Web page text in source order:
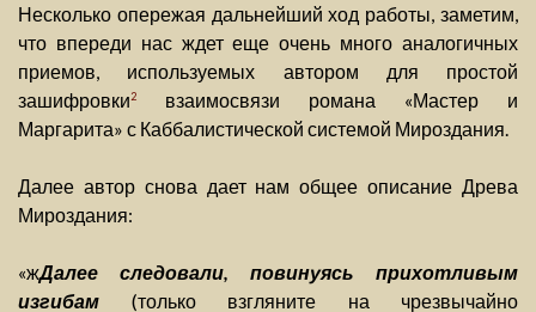
Несколько опережая дальнейший ход работы, заметим,
что впереди нас ждет еще очень много аналогичных
приемов, используемых автором для простой
зашифровки2
взаимосвязи романа «Мастер и
Маргарита» с Каббалистической системой Мироздания.
Далее автор снова дает нам общее описание Древа
Мироздания:
«жДалее следовали, повинуясь прихотливым
изгибам (только взгляните на чрезвычайно